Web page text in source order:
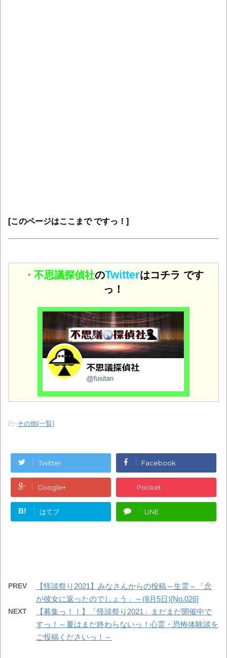
[このページはここまで ですっ！]
・ 不思議探偵社のTwitterはコチラ です
っ！
-その他(一覧)
Twitter Facebook
Google+ Pocket
B! はてブ LINE
PREV
【怪談祭り2021】みなさんからの投稿～生霊～「念
が彼女に返ったのでしょう」～(8月5日)[No.026]
NEXT
【募集っ！！】「怪談祭り2021」まだまだ開催中で
すっ！～夏はまだ終わらないっ！心霊・恐怖体験談を
ご投稿くださいっ！～